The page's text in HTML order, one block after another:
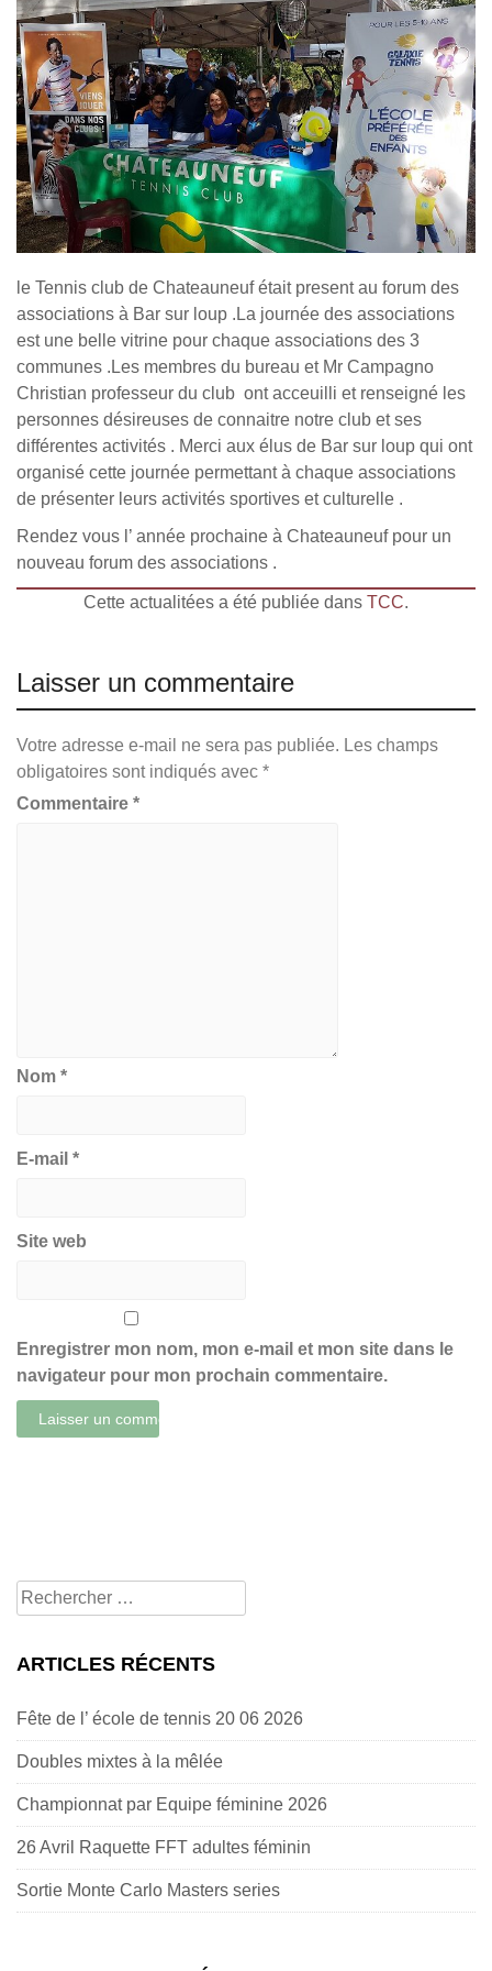
le Tennis club de Chateauneuf était present au forum des
associations à Bar sur loup .La journée des associations
est une belle vitrine pour chaque associations des 3
communes .Les membres du bureau et Mr Campagno
Christian professeur du club ont acceuilli et renseigné les
personnes désireuses de connaitre notre club et ses
différentes activités . Merci aux élus de Bar sur loup qui ont
organisé cette journée permettant à chaque associations
de présenter leurs activités sportives et culturelle .
Rendez vous l’ année prochaine à Chateauneuf pour un
nouveau forum des associations .
Cette actualitées a été publiée dans TCC.
Laisser un commentaire
Votre adresse e-mail ne sera pas publiée. Les champs
obligatoires sont indiqués avec *
Commentaire *
Nom *
E-mail *
Site web
Enregistrer mon nom, mon e-mail et mon site dans le
navigateur pour mon prochain commentaire.
Rechercher
pour:
ARTICLES RÉCENTS
Fête de l’ école de tennis 20 06 2026
Doubles mixtes à la mêlée
Championnat par Equipe féminine 2026
26 Avril Raquette FFT adultes féminin
Sortie Monte Carlo Masters series